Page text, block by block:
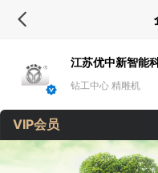
江苏优中新智能
钻工中心 精雕机
VIP会员